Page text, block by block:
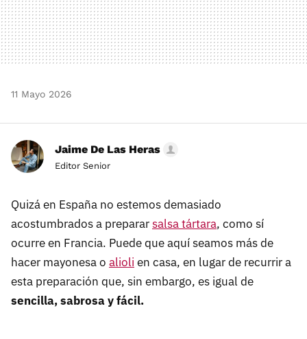
11 Mayo 2026
Jaime De Las Heras
Editor Senior
Quizá en España no estemos demasiado
acostumbrados a prepararsalsa tártara, como sí
ocurre en Francia. Puede que aquí seamos más de
hacer mayonesa o alioli en casa, en lugar de recurrir a
esta preparación que, sin embargo, es igual de
sencilla, sabrosa yfácil.